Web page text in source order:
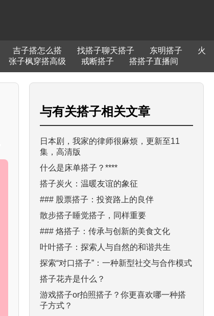
吉子搭怎么搭 找搭子聊天搭子 东明搭子
火
张子枫穿搭高级 戒断搭子 搭搭子直播间
与有关搭子相关文章
日本剧，我家的律师很麻烦，更新至11
集，高清版
什么是床单搭子？****
搭子炭火：温暖友谊的象征
### 股票搭子：投资路上的良伴
散步搭子睡觉搭子，同样重要
### 烙搭子：传承与创新的美食文化
叶叶搭子：探索人与自然的和谐共生
探索“对口搭子”：一种新型社交与合作模式
搭子花卉是什么？
游戏搭子or拍照搭子？你更喜欢哪一种搭
子方式？